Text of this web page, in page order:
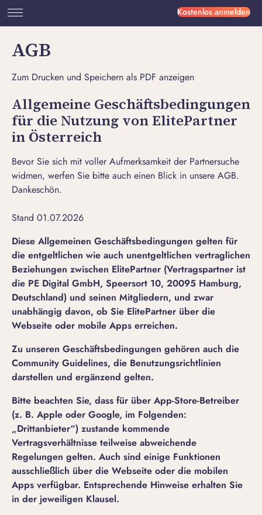
Kostenlos anmelden
AGB
Zum Drucken und Speichern als PDF anzeigen
Allgemeine Geschäftsbedingungen
für die Nutzung von ElitePartner
in Österreich
Bevor Sie sich mit voller Aufmerksamkeit der Partnersuche
widmen, werfen Sie bitte auch einen Blick in unsere AGB.
Dankeschön.
Stand 01.07.2026
Diese Allgemeinen Geschäftsbedingungen gelten für
die entgeltlichen wie auch unentgeltlichen vertraglichen
Beziehungen zwischen ElitePartner (Vertragspartner ist
die PE Digital GmbH, Speersort 10, 20095 Hamburg,
Deutschland) und seinen Mitgliedern, und zwar
unabhängig davon, ob Sie ElitePartner über die
Webseite oder mobile Apps erreichen.
Zu unseren Geschäftsbedingungen gehören auch die
Community Guidelines, die Benutzungsrichtlinien
darstellen und ergänzend gelten.
Bitte beachten Sie, dass für über App-Store-Betreiber
(z. B. Apple oder Google, im Folgenden:
„Drittanbieter“) zustande kommende
Vertragsverhältnisse teilweise abweichende
Regelungen gelten. Auch sind einige Funktionen
ausschließlich über die Webseite oder die mobilen
Apps verfügbar. Entsprechende Hinweise erhalten Sie
in der jeweiligen Klausel.